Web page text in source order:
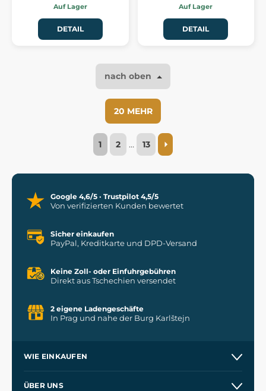
Auf Lager
DETAIL
Auf Lager
DETAIL
nach oben
20 MEHR
1 2 … 13
Google 4,6/5 · Trustpilot 4,5/5
Von verifizierten Kunden bewertet
Sicher einkaufen
PayPal, Kreditkarte und DPD-Versand
Keine Zoll- oder Einfuhrgebühren
Direkt aus Tschechien versendet
2 eigene Ladengeschäfte
In Prag und nahe der Burg Karlštejn
WIE EINKAUFEN
ÜBER UNS